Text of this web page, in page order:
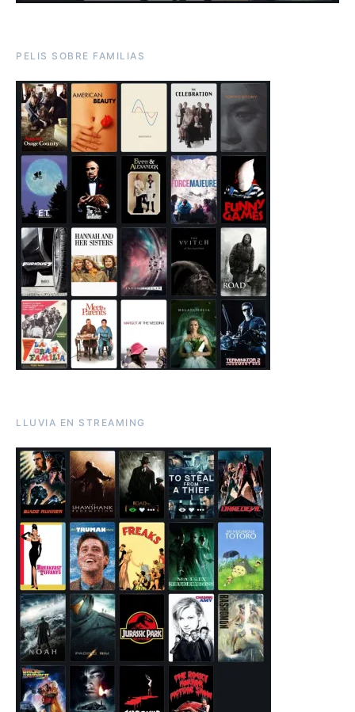
PELIS SOBRE FAMILIAS
LLUVIA EN STREAMING